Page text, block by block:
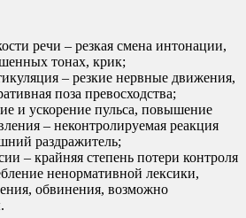
речи – резкая смена интонации,
тонах, крик;
– резкие нервные движения,
поза превосходства;
и ускорение пульса, повышение
– неконтролируемая реакция
раздражитель;
– крайняя степень потери контроля
ненормативной лексики,
обвинения, возможно